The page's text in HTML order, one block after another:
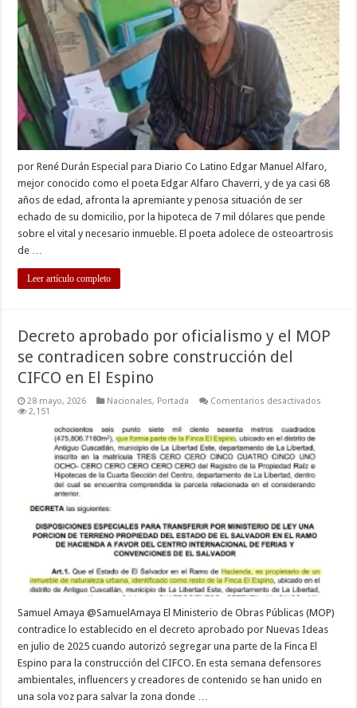
poeta
discapacitado
por René Durán Especial para Diario Co Latino Edgar Manuel Alfaro,
mejor conocido como el poeta Edgar Alfaro Chaverri, y de ya casi 68
años de edad, afronta la apremiante y penosa situación de ser
echado de su domicilio, por la hipoteca de 7 mil dólares que pende
sobre el vital y necesario inmueble. El poeta adolece de osteoartrosis
de …
Leer artículo completo
Decreto aprobado por oficialismo y el MOP
se contradicen sobre construcción del
CIFCO en El Espino
28 mayo, 2026 Nacionales, Portada Comentarios desactivados
Espino
2,151
Samuel Amaya @SamuelAmaya El Ministerio de Obras Públicas (MOP)
contradice lo establecido en el decreto aprobado por Nuevas Ideas
en julio de 2025 cuando autorizó segregar una parte de la Finca El
Espino para la construcción del CIFCO. En esta semana defensores
ambientales, influencers y creadores de contenido se han unido en
una sola voz para salvar la zona donde …